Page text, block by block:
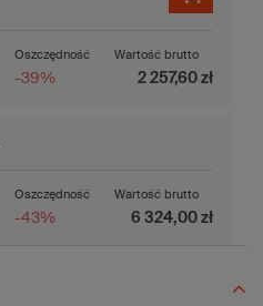
Oszczędność
-39%
Wartość brutto
2 257,60 zł
Oszczędność
-43%
Wartość brutto
6 324,00 zł